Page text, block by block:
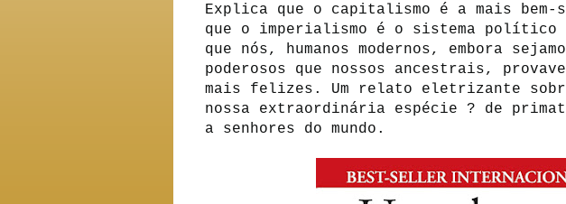
Explica que o capitalismo é a mais
que o imperialismo é o sistema político
que nós, humanos modernos, embora
poderosos que nossos ancestrais,
mais felizes. Um relato eletrizante
nossa extraordinária espécie ? de
a senhores do mundo.